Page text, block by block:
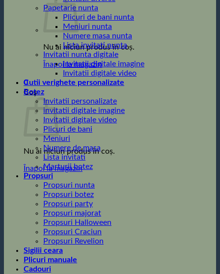
Nu ai niciun produs în coș.
Înapoi la magazin
0
Coș
Nu ai niciun produs în coș.
Înapoi la magazin
Papetarie nunta
Plicuri de bani nunta
Meniuri nunta
Numere masa nunta
Lista invitati nunta
Invitatii nunta digitale
Invitatii digitale imagine
Invitatii digitale video
Cutii verighete personalizate
Botez
Invitatii personalizate
invitatii digitale imagine
Invitatii digitale video
Plicuri de bani
Meniuri
Numere de masa
Lista invitati
Marturii botez
Propsuri
Propsuri nunta
Propsuri botez
Propsuri party
Propsuri majorat
Propsuri Halloween
Propsuri Craciun
Propsuri Revelion
Sigilii ceara
Plicuri manuale
Cadouri